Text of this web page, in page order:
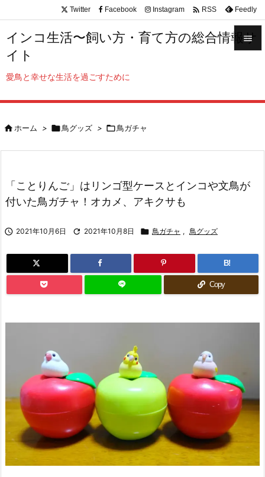
インコ生活〜飼い方・育て方の総合情報サ
イト
愛鳥と幸せな生活を過ごすために

サイド


Twitter Facebook Instagram  RSS Feedly
ホーム > 鳥グッズ > 鳥ガチャ
「ことりんご」はリンゴ型ケースとインコや文鳥が
付いた鳥ガチャ！オカメ、アキクサも
 2021年10月6日  2021年10月8日  鳥ガチャ , 鳥グッズ
B!
Copy